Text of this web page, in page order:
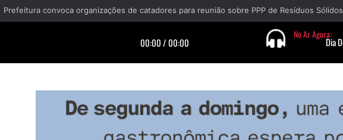
Prefeitura convoca organizações de catadores para reunião sobre PPP de Resíduos Sólidos